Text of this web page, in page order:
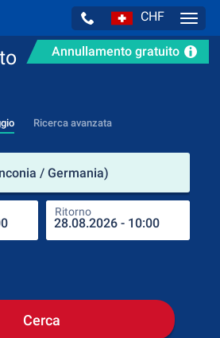
CHF
Annullamento gratuito
Ricerca avanzata
/ Germania)
Ritorno
Cerca